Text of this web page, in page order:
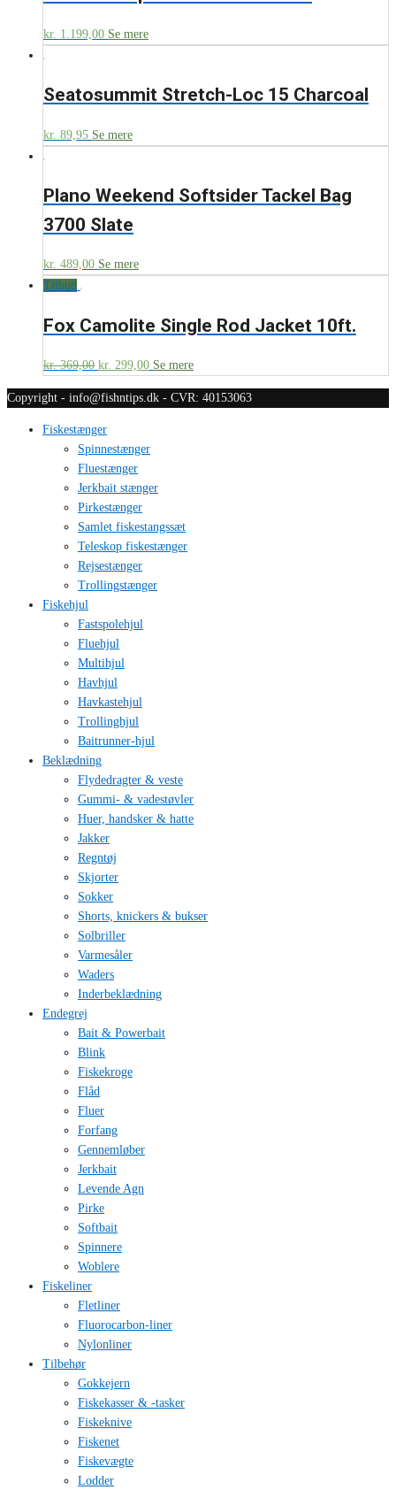
kr. 1.199,00 Se mere
Seatosummit Stretch-Loc 15 Charcoal
kr. 89,95 Se mere
Plano Weekend Softsider Tackel Bag
3700 Slate
kr. 489,00 Se mere
Tilbud
Fox Camolite Single Rod Jacket 10ft.
kr.369,00 kr. 299,00 Se mere
Copyright - info@fishntips.dk - CVR: 40153063
Fiskestænger
Spinnestænger
Fluestænger
Jerkbait stænger
Pirkestænger
Samlet fiskestangssæt
Teleskop fiskestænger
Rejsestænger
Trollingstænger
Fiskehjul
Fastspolehjul
Fluehjul
Multihjul
Havhjul
Havkastehjul
Trollinghjul
Baitrunner-hjul
Beklædning
Flydedragter & veste
Gummi- & vadestøvler
Huer, handsker & hatte
Jakker
Regntøj
Skjorter
Sokker
Shorts, knickers & bukser
Solbriller
Varmesåler
Waders
Inderbeklædning
Endegrej
Bait & Powerbait
Blink
Fiskekroge
Flåd
Fluer
Forfang
Gennemløber
Jerkbait
Levende Agn
Pirke
Softbait
Spinnere
Woblere
Fiskeliner
Fletliner
Fluorocarbon-liner
Nylonliner
Tilbehør
Gokkejern
Fiskekasser & -tasker
Fiskeknive
Fiskenet
Fiskevægte
Lodder